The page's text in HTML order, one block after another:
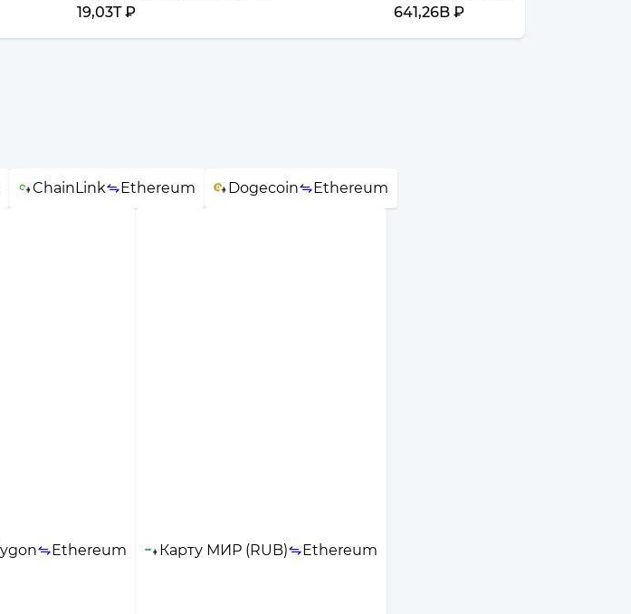
19,03T ₽
641,26B ₽
ChainLink Ethereum Dogecoin Ethereum
Ethereum Карту МИР (RUB) Ethereum